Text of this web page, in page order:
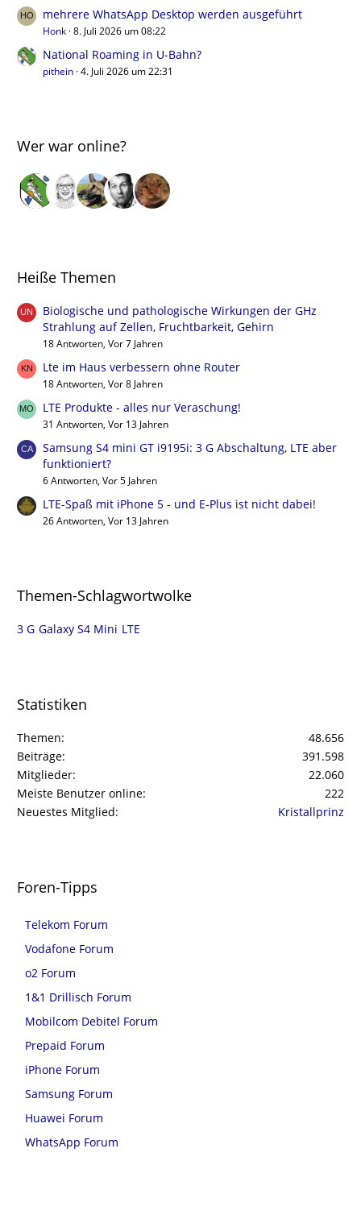
mehrere WhatsApp Desktop werden ausgeführt
Honk 8. Juli 2026 um 08:22
National Roaming in U-Bahn?
pithein 4. Juli 2026 um 22:31
Wer war online?
Heiße Themen
Biologische und pathologische Wirkungen der GHz
Strahlung auf Zellen, Fruchtbarkeit, Gehirn
18 Antworten, Vor 7 Jahren
Lte im Haus verbessern ohne Router
18 Antworten, Vor 8 Jahren
LTE Produkte - alles nur Veraschung!
31 Antworten, Vor 13 Jahren
Samsung S4 mini GT i9195i: 3 G Abschaltung, LTE aber
funktioniert?
6 Antworten, Vor 5 Jahren
LTE-Spaß mit iPhone 5 - und E-Plus ist nicht dabei!
26 Antworten, Vor 13 Jahren
Themen-Schlagwortwolke
3 G Galaxy S4 Mini LTE
Statistiken
Themen
48.656
Beiträge
391.598
Mitglieder
22.060
Meiste Benutzer online
222
Neuestes Mitglied
Kristallprinz
Foren-Tipps
Telekom Forum
Vodafone Forum
o2 Forum
1&1 Drillisch Forum
Mobilcom Debitel Forum
Prepaid Forum
iPhone Forum
Samsung Forum
Huawei Forum
WhatsApp Forum